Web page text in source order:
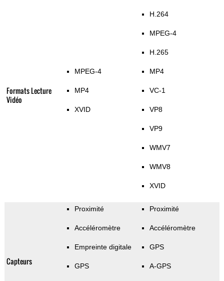
Formats Lecture
Vidéo
MPEG-4
MP4
XVID
H.264
MPEG-4
H.265
MP4
VC-1
VP8
VP9
WMV7
WMV8
XVID
Capteurs
Proximité
Accéléromètre
Empreinte digitale
GPS
Proximité
Accéléromètre
GPS
A-GPS